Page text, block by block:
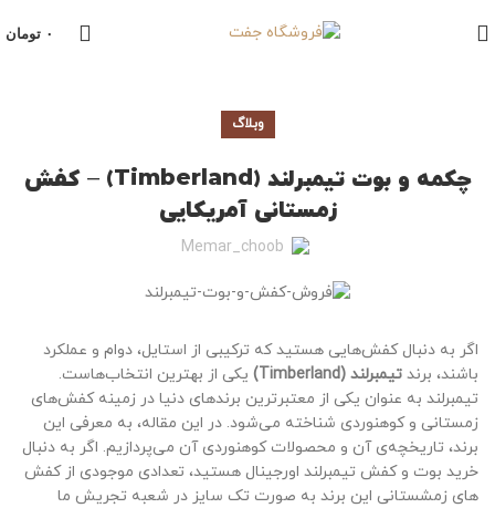
۰ تومان
وبلاگ
چکمه و بوت تیمبرلند (Timberland) – کفش
زمستانی آمریکایی
Memar_choob
اگر به دنبال کفش‌هایی هستید که ترکیبی از استایل، دوام و عملکرد
باشند، برند تیمبرلند (Timberland)
یکی از بهترین انتخاب‌هاست.
تیمبرلند به عنوان یکی از معتبرترین برندهای دنیا در زمینه کفش‌های
زمستانی و کوهنوردی شناخته می‌شود. در این مقاله، به معرفی این
برند، تاریخچه‌ی آن و محصولات کوهنوردی آن می‌پردازیم. اگر به دنبال
خرید بوت و کفش تیمبرلند اورجینال هستید، تعدادی موجودی از کفش
های زمشستانی این برند به صورت تک سایز در شعبه تجریش ما